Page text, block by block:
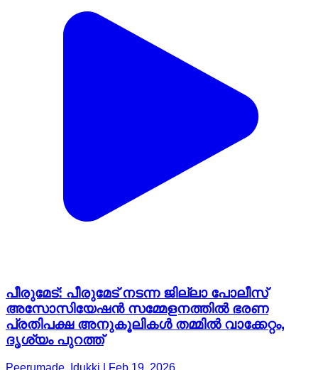
പീരുമേട്: പീരുമേട് നടന്ന ജില്ലാ പോലീസ്
അസോസിയേഷൻ സമ്മേളനത്തിൽ ഭരണ
പ്രതിപക്ഷ അനുകൂലികൾ തമ്മിൽ വാക്കേറ്റം,
ദൃശ്യം പുറത്ത്